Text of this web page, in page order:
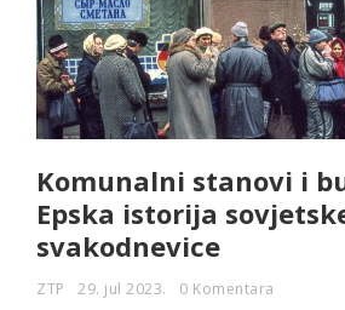
Komunalni stanovi i
Epska istorija
svakodnevice
ZTP 29. jul 2023. 0 Komentara